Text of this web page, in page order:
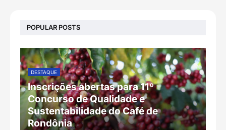
POPULAR POSTS
DESTAQUE
Inscrições abertas para 11º
Concurso de Qualidade e
Sustentabilidade do Café de
Rondônia